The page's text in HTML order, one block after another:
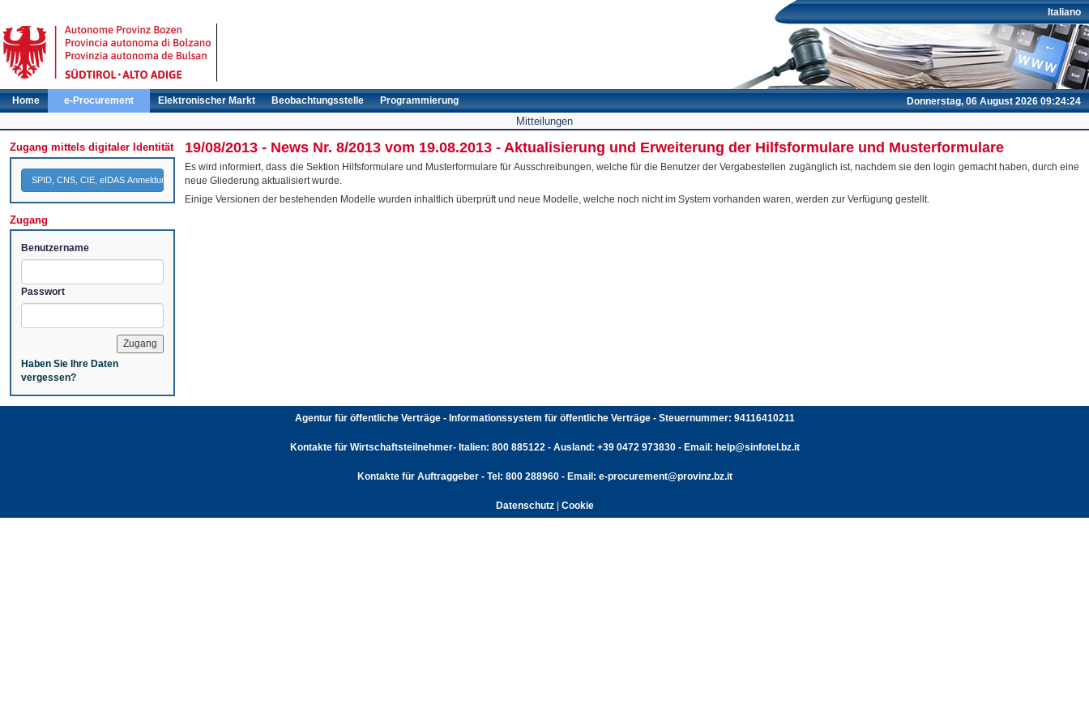
Italiano
Donnerstag, 06 August 2026 09:24:24
Home e-Procurement Elektronischer Markt Beobachtungsstelle Programmierung
Mitteilungen
Zugang mittels digitaler Identität
SPID, CNS, CIE, eIDAS Anmeldung
Zugang
Benutzername
Passwort
Haben Sie Ihre Daten
vergessen?
19/08/2013 - News Nr. 8/2013 vom 19.08.2013 - Aktualisierung und Erweiterung der Hilfsformulare und Musterformulare
Es wird informiert, dass die Sektion Hilfsformulare und Musterformulare für Ausschreibungen, welche für die Benutzer der Vergabestellen zugänglich ist, nachdem sie den login gemacht haben, durch eine
neue Gliederung aktualisiert wurde.
Einige Versionen der bestehenden Modelle wurden inhaltlich überprüft und neue Modelle, welche noch nicht im System vorhanden waren, werden zur Verfügung gestellt.
Agentur für öffentliche Verträge - Informationssystem für öffentliche Verträge - Steuernummer: 94116410211
Kontakte für Wirtschaftsteilnehmer- Italien: 800 885122 - Ausland: +39 0472 973830 - Email: help@sinfotel.bz.it
Kontakte für Auftraggeber - Tel: 800 288960 - Email: e-procurement@provinz.bz.it
Datenschutz| Cookie